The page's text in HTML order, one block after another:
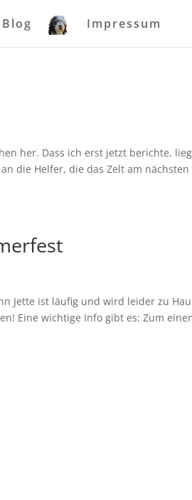
Blog Impressum
her. Dass ich erst jetzt berichte,
die Helfer, die das Zelt am nächsten
Jette ist läufig und wird leider zu
Eine wichtige Info gibt es: Zum